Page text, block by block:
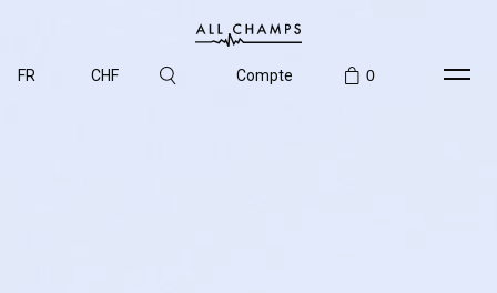
FR CHF Compte 0